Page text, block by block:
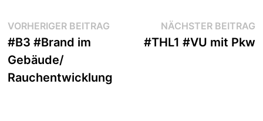
Beitragsnavigation
VORHERIGER BEITRAGVorheriger
Beitrag:
#B3 #Brand im
Gebäude/
Rauchentwicklung
NÄCHSTER BEITRAG
#THL1 #VU mit Pkw